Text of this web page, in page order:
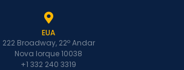
EUA
222 Broadway, 22º Andar
Nova Iorque 10038
+1 332 240 3319